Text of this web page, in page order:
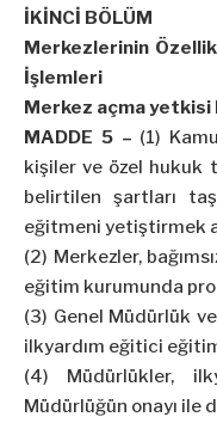
İKİNCİ BÖLÜM
Merkezlerinin
İşlemleri
Merkez açma yetkisi
MADDE 5 – (1)
kişiler ve özel hukuk
belirtilen şartları
eğitmeni yetiştirmek
(2) Merkezler,
eğitim kurumunda
(3) Genel Müdürlük
ilkyardım eğitici
(4) Müdürlükler,
Müdürlüğün onayı ile